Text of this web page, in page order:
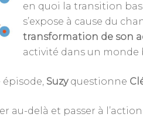
en quoi la transition
s’expose à cause du
transformation de son
activité dans un monde
épisode, Suzy questionne
au-delà et passer à l’action